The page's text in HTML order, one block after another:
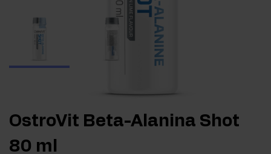
OstroVit Beta-Alanina Shot
80 ml